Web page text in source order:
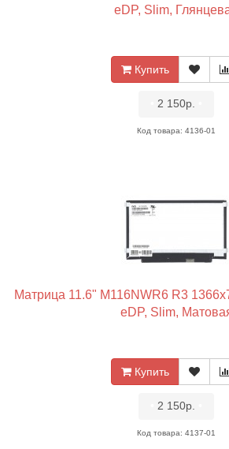
eDP, Slim,
Купить
2 150р.
Код товара: 4136-01
Матрица 11.6" M116NWR6 R3
eDP, Slim,
Купить
2 150р.
Код товара: 4137-01